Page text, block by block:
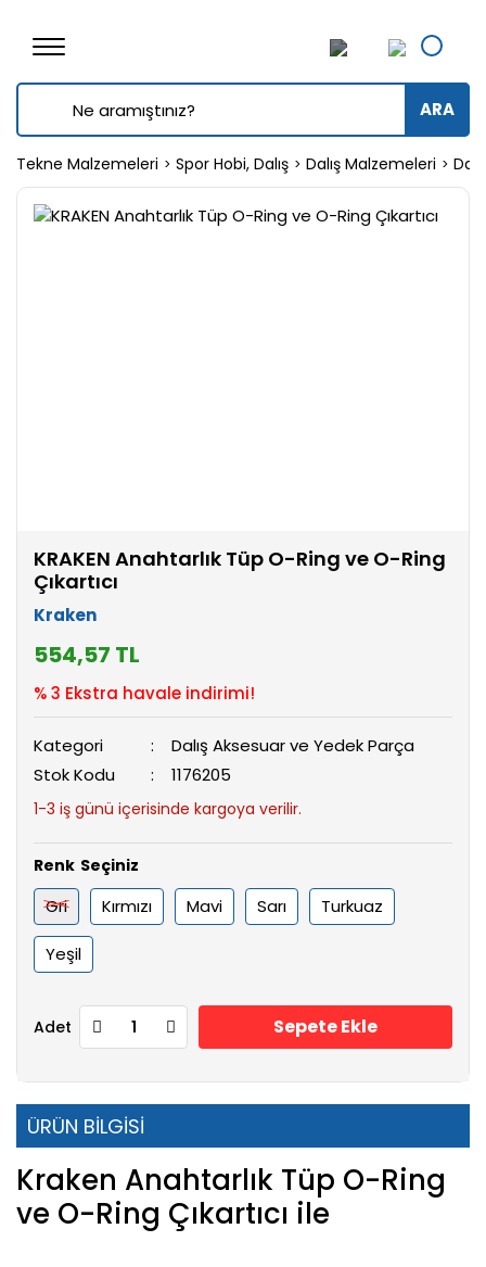
ARA
Tekne Malzemeleri Spor Hobi, Dalış Dalış Malzemeleri
KRAKEN Anahtarlık Tüp O-Ring ve O-Ring
Çıkartıcı
Kraken
554,57 TL
% 3 Ekstra havale indirimi!
Kategori
Dalış Aksesuar ve Yedek Parça
Stok Kodu
1176205
1-3 iş günü içerisinde kargoya verilir.
Renk
Gri Kırmızı Mavi Sarı Turkuaz
Yeşil
Adet Sepete Ekle
ÜRÜN BİLGİSİ
Kraken Anahtarlık Tüp O-Ring
ve O-Ring Çıkartıcı ile